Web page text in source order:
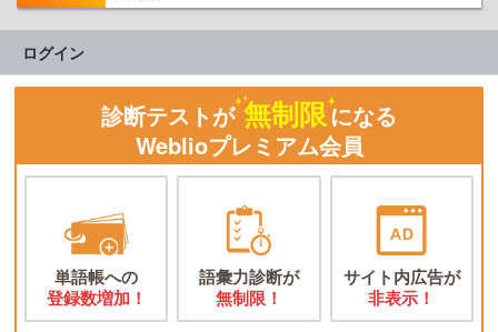
ログイン
診断テストが 無制限になる
Weblioプレミアム会員
単語帳への
登録数増加！
語彙力診断が
無制限！
サイト内広告が
非表示！